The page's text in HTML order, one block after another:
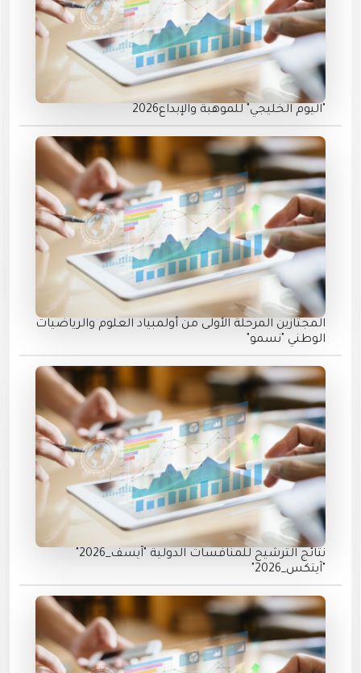
"اليوم الخليجي" للموهبة والإبداع2026
المجتازين المرحلة الأولى من أولمبياد العلوم والرياضيات
الوطني "نسمو"
نتائج الترشيح للمنافسات الدولية "آيسف_2026"
"آيتكس_2026"